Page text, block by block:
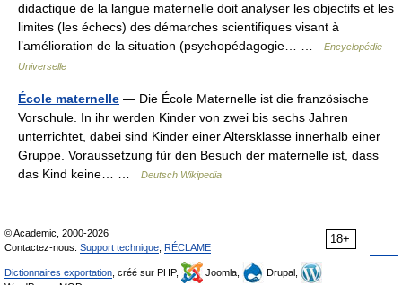
didactique de la langue maternelle doit analyser les objectifs et les
limites (les échecs) des démarches scientifiques visant à
l’amélioration de la situation (psychopédagogie… …
Encyclopédie
Universelle
École maternelle — Die École Maternelle ist die französische
Vorschule. In ihr werden Kinder von zwei bis sechs Jahren
unterrichtet, dabei sind Kinder einer Altersklasse innerhalb einer
Gruppe. Voraussetzung für den Besuch der maternelle ist, dass
das Kind keine… …
Deutsch Wikipedia
18+
© Academic, 2000-2026
Contactez-nous: Support technique RÉCLAME
Dictionnaires exportation , créé sur PHP, Joomla,
Drupal,